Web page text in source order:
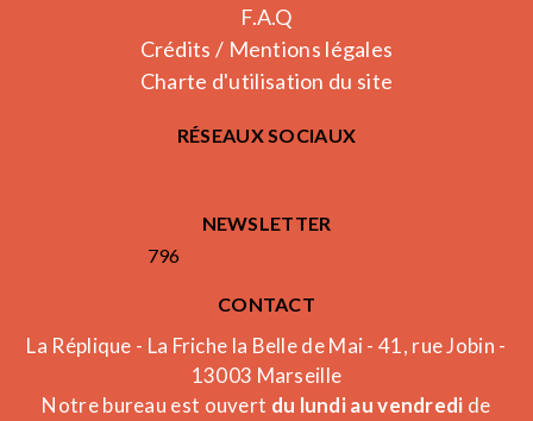
F.A.Q
Crédits / Mentions légales
Charte d'utilisation du site
RÉSEAUX SOCIAUX
NEWSLETTER
796
CONTACT
La Réplique - La Friche la Belle de Mai - 41, rue Jobin -
13003 Marseille
Notre bureau est ouvert du lundi au vendredi de